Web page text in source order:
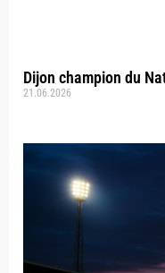
Dijon champion du
21.06.2026